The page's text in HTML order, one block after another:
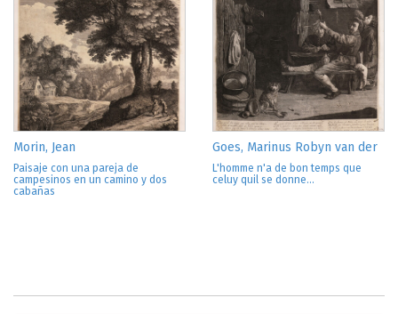
Morin, Jean
Paisaje con una pareja de
campesinos en un camino y dos
cabañas
Goes, Marinus Robyn van der
L'homme n'a de bon temps que
celuy quil se donne...